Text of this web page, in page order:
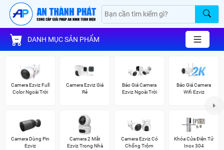
DANH MỤC SẢN PHẨM
Camera Ezviz Full
Color Ngoài Trời
Camera Ezviz Giá
Rẻ
Báo Giá Camera
Ezviz Ngoài Trời
Báo Giá Camera
Wifi Ezviz
Camera Dùng Pin
Ezviz
Camera 2 Mắt
Ezviz Trong Nhà
Camera Ezviz Có
Chống Trộm
Khóa Cửa Điện Tử
Inox 304